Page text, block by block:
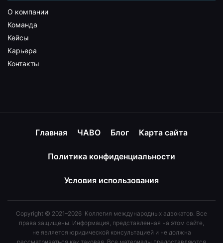
О компании
Команда
Кейсы
Карьера
Контакты
Главная ЧАВО Блог Карта сайта
Политика конфиденциальности
Условия использования
Copyright © 2021–2026 Коллегия международных адвокатов. Все
права защищены. Информация, представленная на этом сайте,
не является юридической консультацией и не должна